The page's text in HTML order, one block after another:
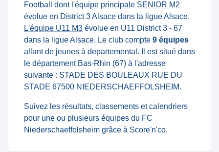
Football dont l'équipe principale SENIOR M2
évolue en District 3 Alsace dans la ligue Alsace.
L'équipe U11 M3 évolue en U11 District 3 - 67
dans la ligue Alsace. Le club compte 9 équipes
allant de jeunes à departemental. Il est situé dans
le département Bas-Rhin (67) à l'adresse
suivante : STADE DES BOULEAUX RUE DU
STADE 67500 NIEDERSCHAEFFOLSHEIM.
Suivez les résultats, classements et calendriers
pour une ou plusieurs équipes du FC
Niederschaeffolsheim grâce à Score'n'co.